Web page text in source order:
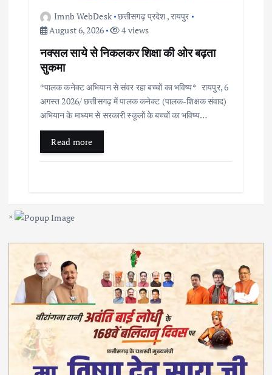
Imnb WebDesk छत्तीसगढ़ प्रदेश ,रायपुर
August 6, 2026
4 views
नक्सल साये से निकलकर शिक्षा की ओर बढ़ता
सुकमा
*पालक कनेक्ट अभियान से संवर रहा बच्चों का भविष्य* रायपुर, 6
अगस्त 2026/ छत्तीसगढ़ में पालक कनेक्ट (पालक-शिक्षक संवाद)
अभियान के माध्यम से सरकारी स्कूलों के बच्चों का भविष्य…
Read more
×